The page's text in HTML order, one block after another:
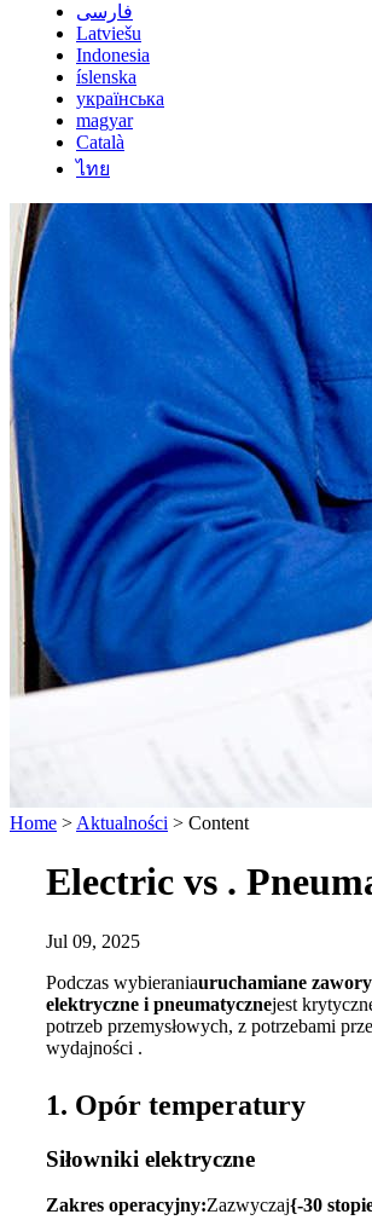
فارسی
Latviešu
Indonesia
íslenska
українська
magyar
Català
ไทย
Home > Aktualności > Content
Electric vs .
Jul 09, 2025
Podczas wybieraniauruchamiane
elektryczne i pneumatycznejest
potrzeb przemysłowych, z potrzebami
wydajności .
1. Opór temperatury
Siłowniki elektryczne
Zakres operacyjny:Zazwyczaj{-30